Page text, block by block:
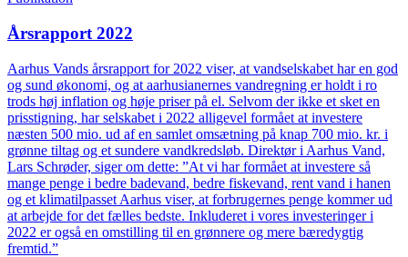
Årsrapport 2022
Aarhus Vands årsrapport for 2022 viser, at vandselskabet har en god
og sund økonomi, og at aarhusianernes vandregning er holdt i ro
trods høj inflation og høje priser på el. Selvom der ikke et sket en
prisstigning, har selskabet i 2022 alligevel formået at investere
næsten 500 mio. ud af en samlet omsætning på knap 700 mio. kr. i
grønne tiltag og et sundere vandkredsløb. Direktør i Aarhus Vand,
Lars Schrøder, siger om dette: ”At vi har formået at investere så
mange penge i bedre badevand, bedre fiskevand, rent vand i hanen
og et klimatilpasset Aarhus viser, at forbrugernes penge kommer ud
at arbejde for det fælles bedste. Inkluderet i vores investeringer i
2022 er også en omstilling til en grønnere og mere bæredygtig
fremtid.”